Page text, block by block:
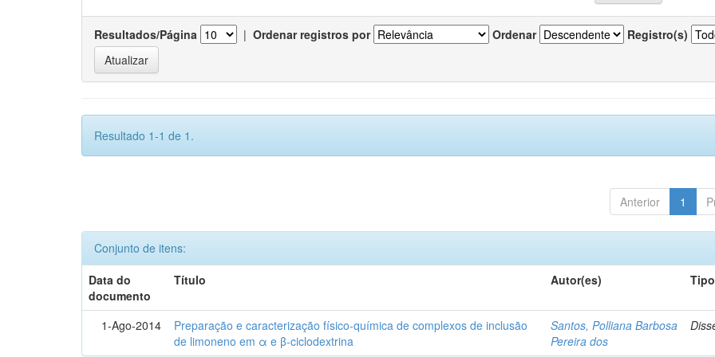
Resultados/Página | Ordenar registros por Ordenar Registro(s)
Resultado 1-1 de 1.
Anterior 1
Conjunto de itens:
Data do
documento
Título Autor(es) Tipo
1-Ago-2014
Preparação e caracterização físico-química de complexos de inclusão
de limoneno em α e β-ciclodextrina
Santos, Polliana Barbosa
Pereira dos